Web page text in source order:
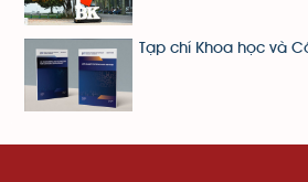
Tạp chí Khoa học và